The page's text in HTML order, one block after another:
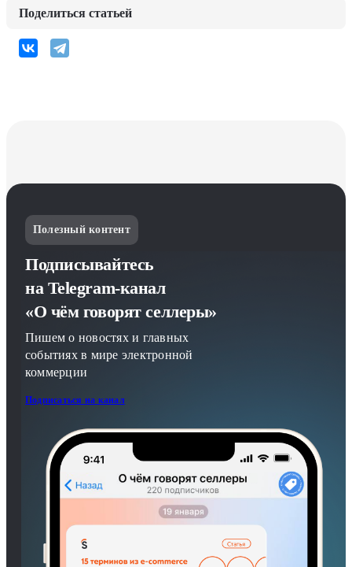
Поделиться статьей
Полезный контент
Подписывайтесь
на Telegram-канал
«О чём говорят селлеры»
Пишем о новостях и главных
событиях в мире электронной
коммерции
Подписаться на канал